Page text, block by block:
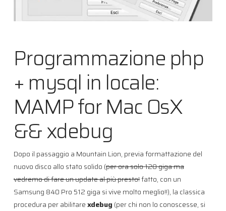
Programmazione php
+ mysql in locale:
MAMP for Mac OsX
&& xdebug
Dopo il passaggio a Mountain Lion, previa formattazione del
nuovo disco allo stato solido (per ora solo 120 giga ma
vedremo di fare un update al più presto!fatto, con un
Samsung 840 Pro 512 giga si vive molto meglio!!), la classica
procedura per abilitarexdebug (per chi non lo conoscesse, si